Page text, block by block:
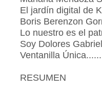
El jardín digital de
Boris Berenzon
Lo nuestro es el
Soy Dolores
Ventanilla
RESUMEN